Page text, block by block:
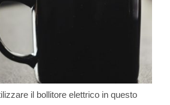
il bollitore elettrico in questo